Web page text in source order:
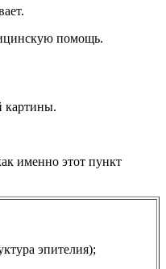
помощь.
картины.
именно этот пункт
эпителия);